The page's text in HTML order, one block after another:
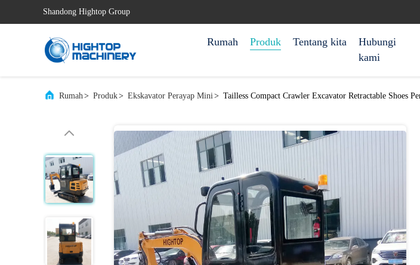
Shandong Hightop Group
Rumah Produk Tentang kita
Hubungi
kami
Rumah> Produk> Ekskavator Perayap Mini> Tailless Compact Crawler Excavator Retractable Shoes